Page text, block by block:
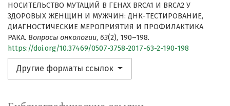
НОСИТЕЛЬСТВО МУТАЦИЙ В ГЕНАХ BRCA1 И BRCA2 У
ЗДОРОВЫХ ЖЕНЩИН И МУЖЧИН: ДНК-ТЕСТИРОВАНИЕ,
ДИАГНОСТИЧЕСКИЕ МЕРОПРИЯТИЯ И ПРОФИЛАКТИКА
РАКА. Вопросы онкологии, 63(2), 190–198.
https://doi.org/10.37469/0507-3758-2017-63-2-190-198
Другие форматы ссылок